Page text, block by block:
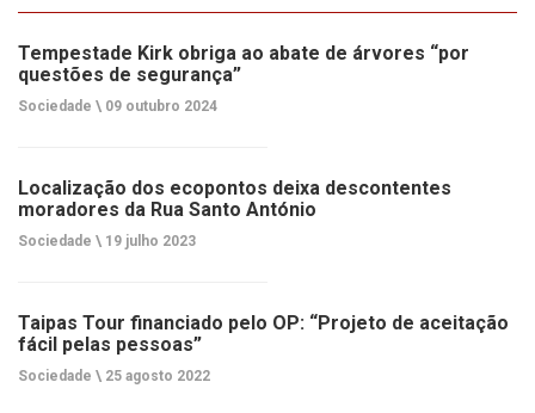
Tempestade Kirk obriga ao abate de árvores “por
questões de segurança”
Sociedade \ 09 outubro 2024
Localização dos ecopontos deixa descontentes
moradores da Rua Santo António
Sociedade \ 19 julho 2023
Taipas Tour financiado pelo OP: “Projeto de aceitação
fácil pelas pessoas”
Sociedade \ 25 agosto 2022